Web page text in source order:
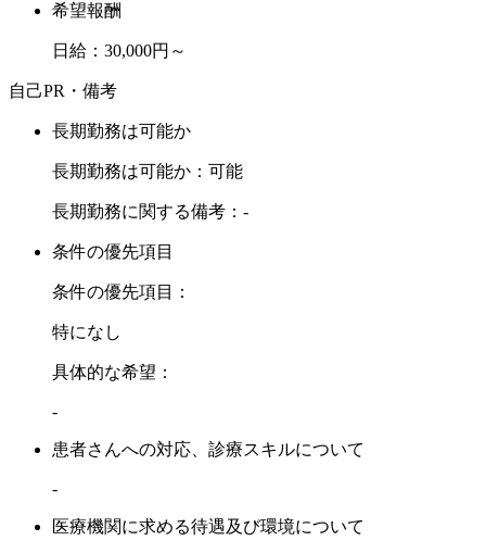
希望報酬
日給：30,000円～
自己PR・備考
長期勤務は可能か
長期勤務は可能か：可能
長期勤務に関する備考：-
条件の優先項目
条件の優先項目：
特になし
具体的な希望：
-
患者さんへの対応、診療スキルについて
-
医療機関に求める待遇及び環境について